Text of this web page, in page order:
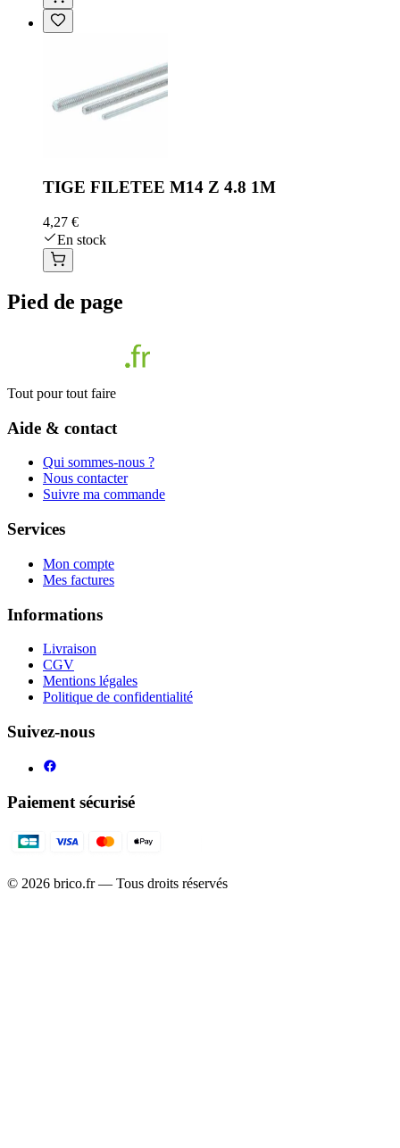
TIGE FILETEE M14 Z 4.8 1M
4,27 €
En stock
Pied de page
Tout pour tout faire
Aide & contact
Qui sommes-nous ?
Nous contacter
Suivre ma commande
Services
Mon compte
Mes factures
Informations
Livraison
CGV
Mentions légales
Politique de confidentialité
Suivez-nous
Paiement sécurisé
© 2026 brico.fr — Tous droits réservés